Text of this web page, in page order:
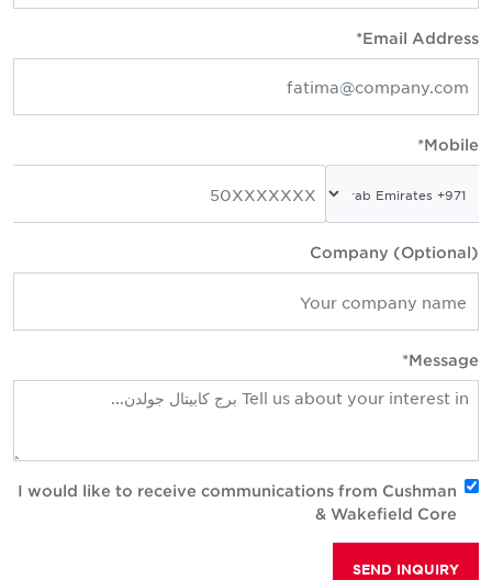
Email Address*
Mobile*
Company (Optional)
Message*
I would like to receive communications from Cushman
& Wakefield Core
SEND INQUIRY